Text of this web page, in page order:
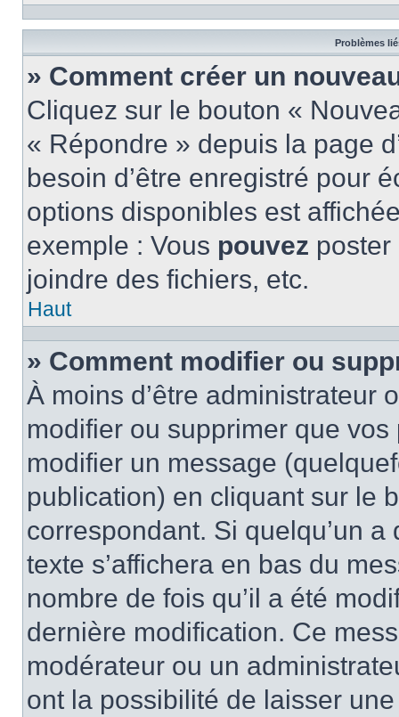
Problèmes
» Comment créer un
Cliquez sur le bouton «
« Répondre » depuis la page
besoin d’être enregistré pour
options disponibles est
exemple : Vous pouvez
joindre des fichiers, etc.
Haut
» Comment modifier ou
À moins d’être administrateur
modifier ou supprimer que
modifier un message
publication) en cliquant sur le
correspondant. Si quelqu’un
texte s’affichera en bas du
nombre de fois qu’il a été
dernière modification. Ce
modérateur ou un
ont la possibilité de laisser